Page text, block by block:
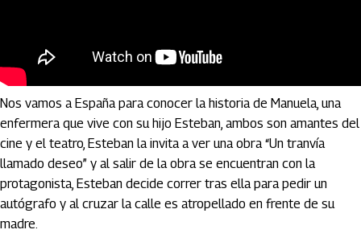
Todo sobre mi madre (1999)
Nos vamos a España para conocer la historia de Manuela, una
enfermera que vive con su hijo Esteban, ambos son amantes del
cine y el teatro, Esteban la invita a ver una obra “Un tranvía
llamado deseo” y al salir de la obra se encuentran con la
protagonista, Esteban decide correr tras ella para pedir un
autógrafo y al cruzar la calle es atropellado en frente de su
madre.